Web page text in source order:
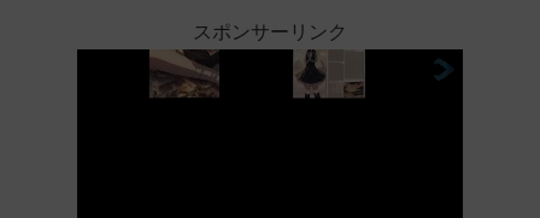
スポンサーリンク